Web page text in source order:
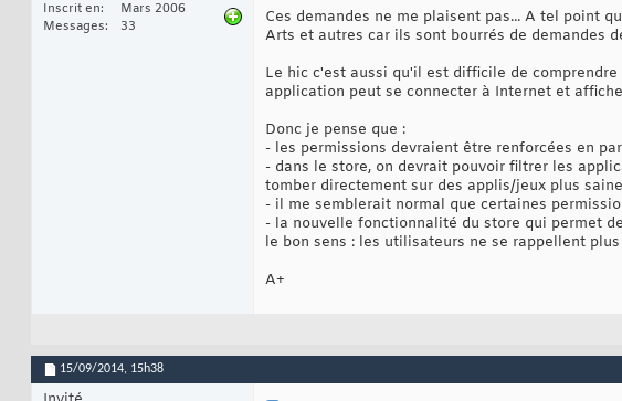
Inscrit en
Mars 2006
Messages
33
Ces demandes ne me plaisent pas... A tel point
Arts et autres car ils sont bourrés de demandes
Le hic c'est aussi qu'il est difficile de
application peut se connecter à Internet et
Donc je pense que :
- les permissions devraient être renforcées en
- dans le store, on devrait pouvoir filtrer les
tomber directement sur des applis/jeux plus
- il me semblerait normal que certaines
- la nouvelle fonctionnalité du store qui permet
le bon sens : les utilisateurs ne se rappellent
A+
15/09/2014, 15h38